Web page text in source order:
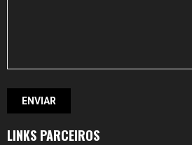
LINKS PARCEIROS